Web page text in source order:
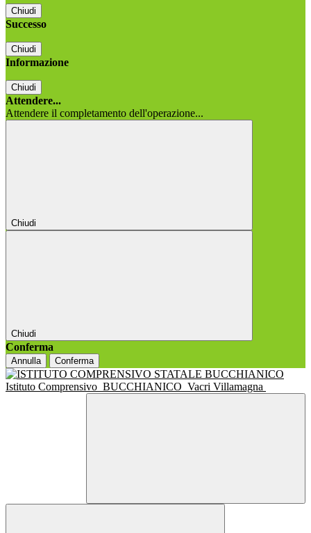
Chiudi
Successo
Chiudi
Informazione
Chiudi
Attendere...
Attendere il completamento dell'operazione...
Chiudi
Chiudi
Conferma
Annulla Conferma
Istituto Comprensivo BUCCHIANICO Vacri Villamagna